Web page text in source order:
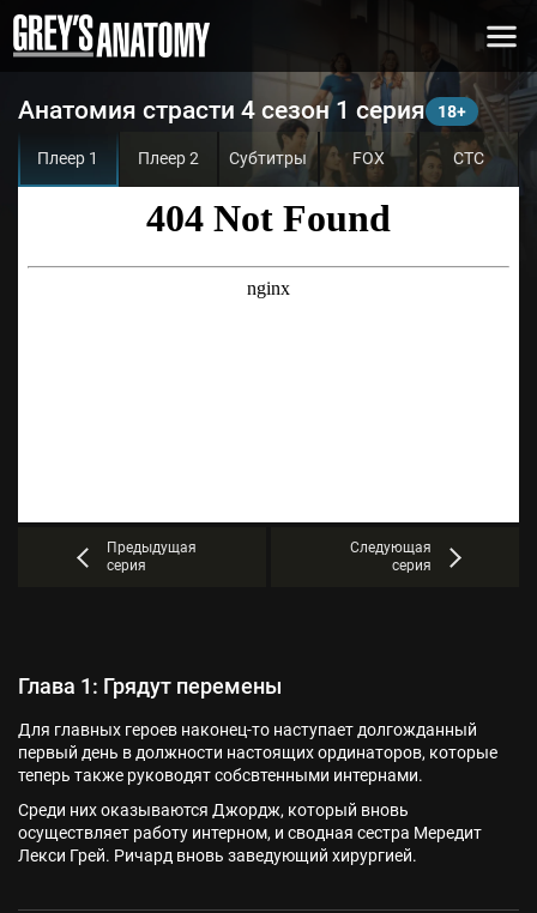
Анатомия страсти 4 сезон 1 серия
Плеер 1 Плеер 2 Субтитры FOX СТС
Предыдущая
серия
Следующая
серия
Глава 1: Грядут перемены
Для главных героев наконец-то наступает долгожданный
первый день в должности настоящих ординаторов, которые
теперь также руководят собсвтенными интернами.
Среди них оказываются Джордж, который вновь
осуществляет работу интерном, и сводная сестра Мередит
Лекси Грей. Ричард вновь заведующий хирургией.